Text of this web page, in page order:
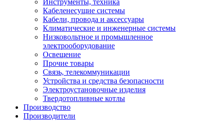
Инструменты, техника
Кабеленесущие системы
Кабели, провода и аксессуары
Климатические и инженерные системы
Низковольтное и промышленное
электрооборудование
Освещение
Прочие товары
Связь, телекоммуникации
Устройства и средства безопасности
Электроустановочные изделия
Твердотопливные котлы
Производство
Производители